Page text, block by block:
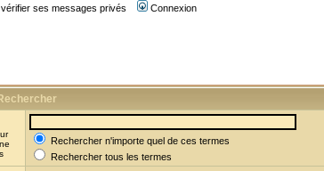
ses messages privés Connexion
Rechercher n'importe quel de ces termes
Rechercher tous les termes